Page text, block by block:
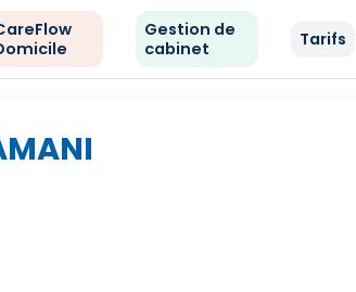
Gestion de
cabinet
Tarifs